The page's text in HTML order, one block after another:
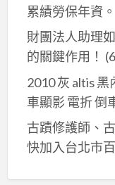
累績勞保年資。
財團法人助理
的關鍵作用！
2010 灰 altis 黑
車顯影 電折 倒
古蹟修護師、
快加入台北市